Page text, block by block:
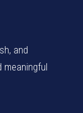
and
meaningful